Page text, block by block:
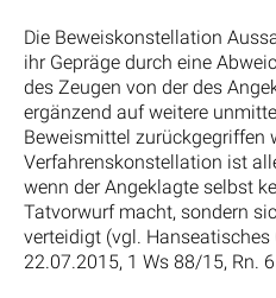
Die Beweiskonstellation
ihr Gepräge durch eine
des Zeugen von der des
ergänzend auf weitere
Beweismittel zurückgegriffen
Verfahrenskonstellation ist
wenn der Angeklagte selbst
Tatvorwurf macht, sondern
verteidigt (vgl. Hanseatisches
22.07.2015, 1 Ws 88/15, Rn.